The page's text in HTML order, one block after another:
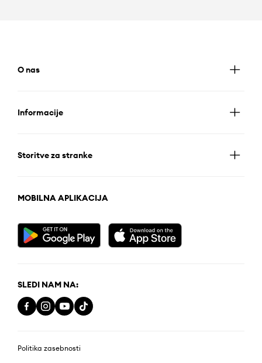
O nas
Informacije
Storitve za stranke
MOBILNA APLIKACIJA
SLEDI NAM NA:
Politika zasebnosti